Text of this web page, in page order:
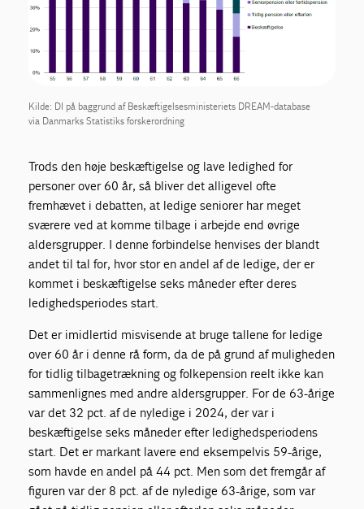
Kilde: DI på baggrund af Beskæftigelsesministeriets DREAM-database
via Danmarks Statistiks forskerordning
Trods den høje beskæftigelse og lave ledighed for
personer over 60 år, så bliver det alligevel ofte
fremhævet i debatten, at ledige seniorer har meget
sværere ved at komme tilbage i arbejde end øvrige
aldersgrupper. I denne forbindelse henvises der blandt
andet til tal for, hvor stor en andel af de ledige, der er
kommet i beskæftigelse seks måneder efter deres
ledighedsperiodes start.
Det er imidlertid misvisende at bruge tallene for ledige
over 60 år i denne rå form, da de på grund af muligheden
for tidlig tilbagetrækning og folkepension reelt ikke kan
sammenlignes med andre aldersgrupper. For de 63-årige
var det 32 pct. af de nyledige i 2024, der var i
beskæftigelse seks måneder efter ledighedsperiodens
start. Det er markant lavere end eksempelvis 59-årige,
som havde en andel på 44 pct. Men som det fremgår af
figuren var der 8 pct. af de nyledige 63-årige, som var